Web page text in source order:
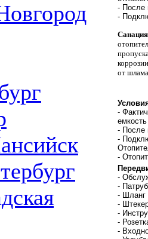
- После
-
от
-
- После
-
-
-
-
- Шланг
-
-
-
-